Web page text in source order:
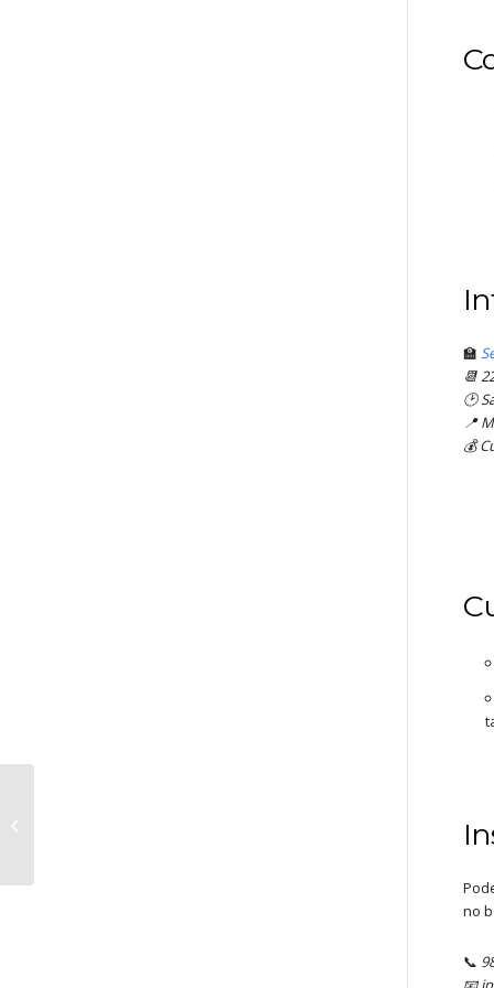
🏫
📆
🕑
📍
💰
no
📞